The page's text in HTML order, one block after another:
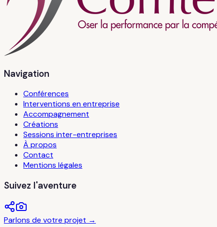
Navigation
Conférences
Interventions en entreprise
Accompagnement
Créations
Sessions inter-entreprises
À propos
Contact
Mentions légales
Suivez l'aventure
Parlons de votre projet →